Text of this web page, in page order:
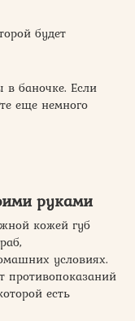
будет
баночке. Если
еще немного
руками
кожей губ
условиях.
противопоказаний
есть